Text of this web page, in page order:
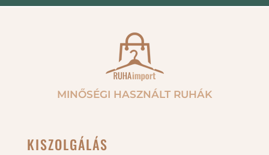
MINŐSÉGI HASZNÁLT RUHÁK
KISZOLGÁLÁS